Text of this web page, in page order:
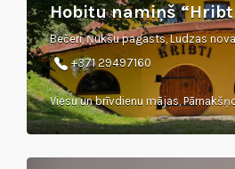
Hobitu namiņš
Bečeri, Ņukšu pagasts, Ludzas
+371 29497160
Viesu un brīvdienu mājas,